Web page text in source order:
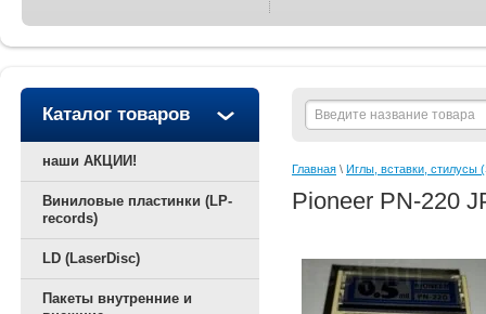
Каталог товаров
наши АКЦИИ!
Виниловые пластинки (LP-
records)
LD (LaserDisc)
Пакеты внутренние и
Главная \ Иглы, вставки, стилусы
Pioneer PN-220